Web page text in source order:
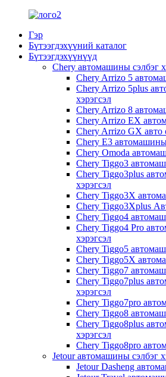
Гэр
Бүтээгдэхүүний каталог
Бүтээгдэхүүнүүд
Chery автомашины сэлбэг
Chery Arrizo 5
Chery Arrizo 5plus
хэрэгсэл
Chery Arrizo 8
Chery Arrizo EX
Chery Arrizo GX авто
Chery E3 автомашины
Chery Omoda
Chery Tiggo3
Chery Tiggo3plus
хэрэгсэл
Chery Tiggo3X
Chery Tiggo3Xplus
Chery Tiggo4
Chery Tiggo4 Pro
хэрэгсэл
Chery Tiggo5
Chery Tiggo5X
Chery Tiggo7
Chery Tiggo7plus
хэрэгсэл
Chery Tiggo7pro
Chery Tiggo8
Chery Tiggo8plus
хэрэгсэл
Chery Tiggo8pro
Jetour автомашины сэлбэг
Jetour Dasheng